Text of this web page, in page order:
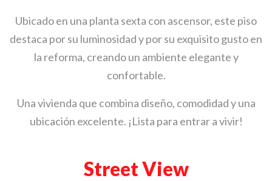
Ubicado en una planta sexta con ascensor, este piso
destaca por su luminosidad y por su exquisito gusto en
la reforma, creando un ambiente elegante y
confortable.
Una vivienda que combina diseño, comodidad y una
ubicación excelente. ¡Lista para entrar a vivir!
Street View